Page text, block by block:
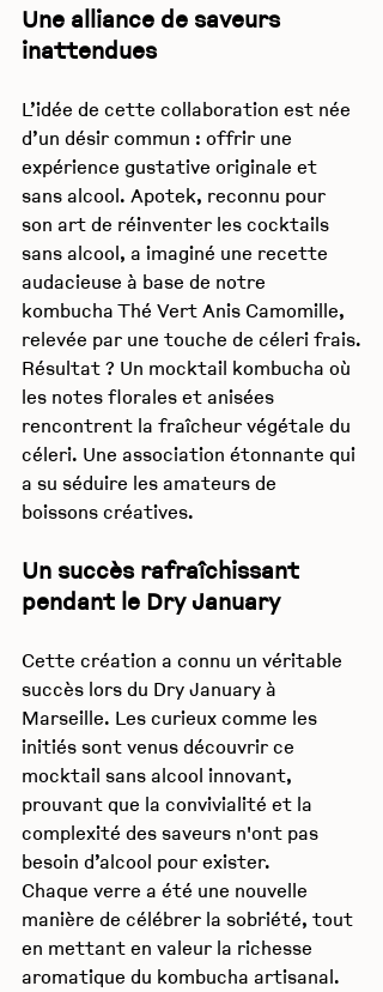
Une alliance de saveurs
inattendues
L’idée de cette collaboration est née
d’un désir commun : offrir une
expérience gustative originale et
sans alcool. Apotek, reconnu pour
son art de réinventer les cocktails
sans alcool, a imaginé une recette
audacieuse à base de notre
kombucha Thé Vert Anis Camomille,
relevée par une touche de céleri frais.
Résultat ? Un mocktail kombucha où
les notes florales et anisées
rencontrent la fraîcheur végétale du
céleri. Une association étonnante qui
a su séduire les amateurs de
boissons créatives.
Un succès rafraîchissant
pendant le Dry January
Cette création a connu un véritable
succès lors du Dry January à
Marseille. Les curieux comme les
initiés sont venus découvrir ce
mocktail sans alcool innovant,
prouvant que la convivialité et la
complexité des saveurs n'ont pas
besoin d’alcool pour exister.
Chaque verre a été une nouvelle
manière de célébrer la sobriété, tout
en mettant en valeur la richesse
aromatique du kombucha artisanal.